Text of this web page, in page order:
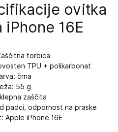
ovitka
16E
torbica
TPU + polikarbonat
črna
55 g
zaščita
padci, odpornost na praske
Apple iPhone 16E